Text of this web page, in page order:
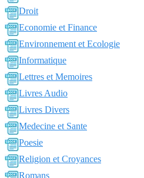
Droit
Economie et Finance
Environnement et Ecologie
Informatique
Lettres et Memoires
Livres Audio
Livres Divers
Medecine et Sante
Poesie
Religion et Croyances
Romans